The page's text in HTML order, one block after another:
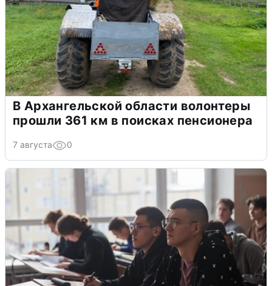
В Архангельской области волонтеры
прошли 361 км в поисках пенсионера
7 августа 0